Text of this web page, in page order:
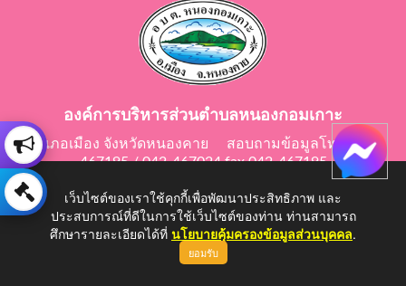
องค์การบริหารส่วนตำบลหนองกอมเกาะ
อำเภอเมือง จังหวัดหนองคาย สอบถามข้อมูลโทร 042-
467195 / 042-467024 fax 042-467195
E-Mail: saraban@nongkomkor.go.th
เว็บไซต์ของเราใช้คุกกี้เพื่อพัฒนาประสิทธิภาพ และ
ประสบการณ์ที่ดีในการใช้เว็บไซต์ของท่าน ท่านสามารถ
ศึกษารายละเอียดได้ที่ นโยบายคุ้มครองข้อมูลส่วนบุคคล.
ยอมรับ